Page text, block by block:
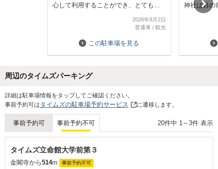
心して利用することができ、とても良
2026年8月2日
普通車/ 観光
この駐車場を見る
神社は目の
また利用
周辺のタイムズパーキング
詳細は駐車場情報をタップしてご確認ください。
事前予約可はタイムズの駐車場予約サービス に遷移します。
事前予約可 事前予約不可 20件中 1 ～ 3件 表示
タイムズ立命館大学前第３
金閣寺から514m 事前予約不可